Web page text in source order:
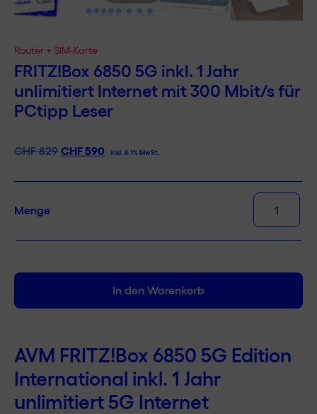
CHF829 Ursprünglicher
war:
CHF590 Aktueller
ist:
inkl. 8.1% MwSt.
Router + SIM-Karte
FRITZ!Box 6850 5G inkl. 1 Jahr
unlimitiert Internet mit 300 Mbit/s für
PCtipp Leser
Menge
FRITZ!Box
6850
300
Mbit/s
In den Warenkorb
AVM FRITZ!Box 6850 5G Edition
International inkl. 1 Jahr
unlimitiert 5G Internet